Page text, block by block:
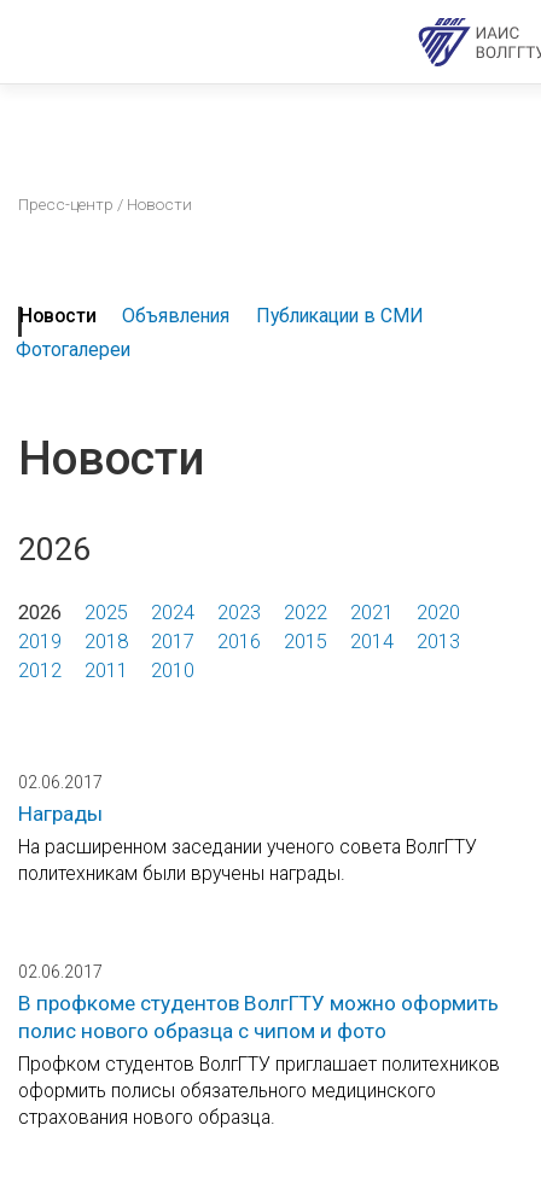
Пресс-центр / Новости
Новости Объявления
Публикации в СМИ
Фотогалереи
Новости
2026
2026 2025 2024 2023 2022 2021
2020
2019
2018 2017 2016 2015 2014
2013
2012
2011 2010
02.06.2017
Награды
На расширенном заседании ученого совета ВолгГТУ
политехникам были вручены награды.
02.06.2017
В профкоме студентов ВолгГТУ можно оформить
полис нового образца с чипом и фото
Профком студентов ВолгГТУ приглашает политехников
оформить полисы обязательного медицинского
страхования нового образца.